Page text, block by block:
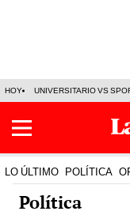
HOY UNIVERSITARIO VS
LO ÚLTIMO POLÍTICA
Política